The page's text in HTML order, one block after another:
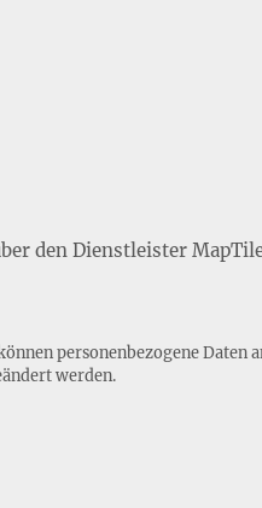
den Dienstleister
personenbezogene
werden.